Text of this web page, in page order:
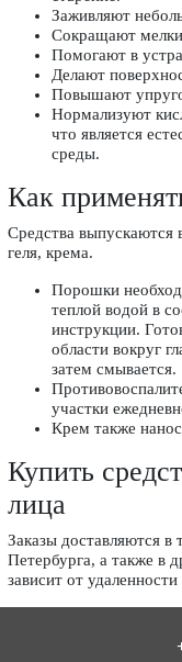
Заживляют
Сокращают
Помогают в
Делают
Повышают
Нормализуют
что является
среды.
Как
Средства выпускаются
геля, крема.
Порошки
теплой водой в
инструкции.
области вокруг
затем смывается.
участки
Крем также
Купить
лица
Заказы доставляются в
Петербурга, а также в
зависит от удаленности